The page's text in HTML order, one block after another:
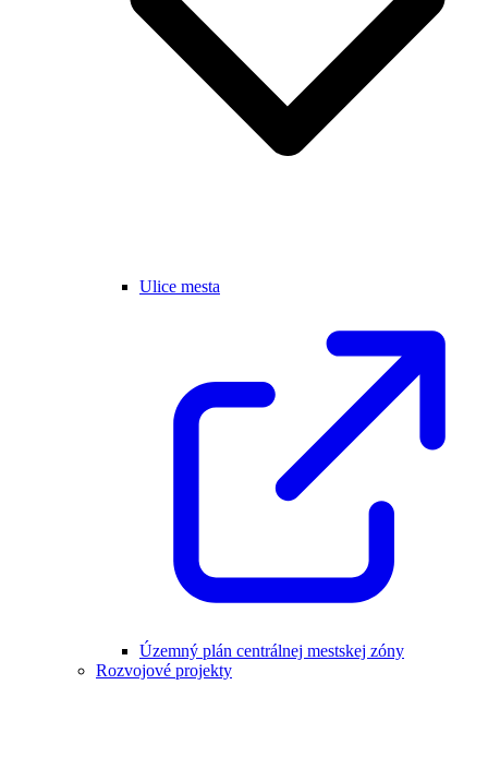
Ulice mesta
Územný plán centrálnej mestskej zóny
Rozvojové projekty